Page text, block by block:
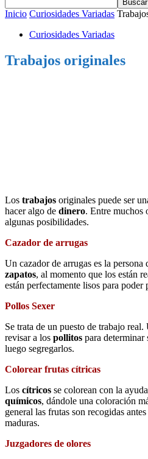
Inicio Curiosidades Variadas
Curiosidades Variadas
Trabajos originales
Los trabajos originales puede ser
hacer algo de dinero. Entre muchos
algunas posibilidades.
Cazador de arrugas
Un cazador de arrugas es la persona
zapatos, al momento que los están
están perfectamente lisos para poder
Pollos Sexer
Se trata de un puesto de trabajo real.
revisar a los pollitos para determinar
luego segregarlos.
Colorear frutas cítricas
Los cítricos se colorean con la
químicos, dándole una coloración
general las frutas son recogidas
maduras.
Juzgadores de olores